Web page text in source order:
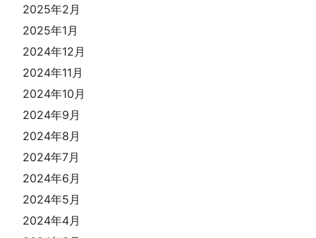
2025年2月
2025年1月
2024年12月
2024年11月
2024年10月
2024年9月
2024年8月
2024年7月
2024年6月
2024年5月
2024年4月